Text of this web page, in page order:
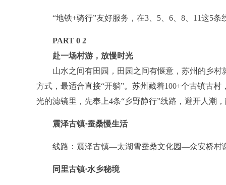
“地铁+骑行”友好服务，在3、5、6、8、11这5条
PART 0 2
赴一场村游，放慢时光
山水之间有田园，田园之间有惬意，苏州的乡村
方式，最适合直接“开躺”。苏州藏着100+个古镇古
光的滤镜里，先奉上4条“乡野静行”线路，避开人潮
震泽古镇·蚕桑慢生活
线路：震泽古镇—太湖雪蚕桑文化园—众安桥村
同里古镇·水乡秘境